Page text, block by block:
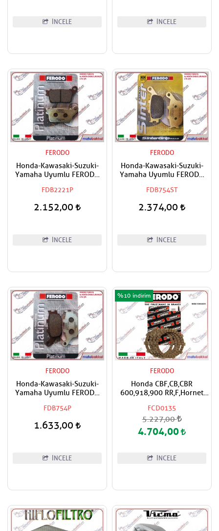
İNCELE İNCELE
FERODO
Honda-Kawasaki-Suzuki-
Yamaha Uyumlu FERODO
FDB2221P
2.152,00
İNCELE
FERODO
Honda-Kawasaki-Suzuki-
Yamaha Uyumlu FERODO
FDB754ST
2.374,00
İNCELE
FERODO
Honda-Kawasaki-Suzuki-
Yamaha Uyumlu FERODO
FDB754P
1.633,00
İNCELE
FERODO
Honda CBF,CB,CBR
600,918,900 RR,F,Hornet
Takımı
FCD0135
%10
5.227,00
4.704,00
İNCELE